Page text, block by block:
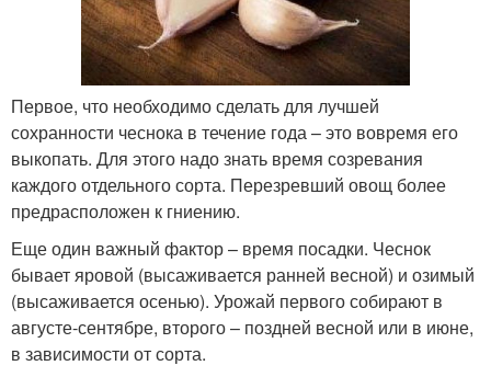
Первое, что необходимо сделать для лучшей
сохранности чеснока в течение года – это вовремя его
выкопать. Для этого надо знать время созревания
каждого отдельного сорта. Перезревший овощ более
предрасположен к гниению.
Еще один важный фактор – время посадки. Чеснок
бывает яровой (высаживается ранней весной) и озимый
(высаживается осенью). Урожай первого собирают в
августе-сентябре, второго – поздней весной или в июне,
в зависимости от сорта.